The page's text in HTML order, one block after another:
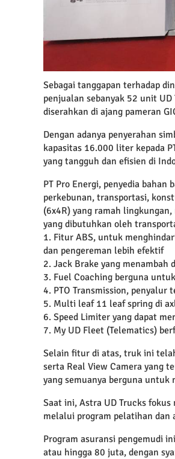
Sebagai tanggapan terhadap
penjualan sebanyak 52 unit
diserahkan di ajang pameran
Dengan adanya penyerahan
kapasitas 16.000 liter kepada
yang tangguh dan efisien di
PT Pro Energi, penyedia
perkebunan, transportasi,
(6x4R) yang ramah
yang dibutuhkan oleh
1. Fitur ABS, untuk
dan pengereman lebih efektif
2. Jack Brake yang menambah
3. Fuel Coaching berguna
4. PTO Transmission, penyalur
5. Multi leaf 11 leaf spring di
6. Speed Limiter yang dapat
7. My UD Fleet (Telematics)
Selain fitur di atas, truk ini
serta Real View Camera yang
yang semuanya berguna untuk
Saat ini, Astra UD Trucks
melalui program pelatihan dan
Program asuransi pengemudi
atau hingga 80 juta, dengan